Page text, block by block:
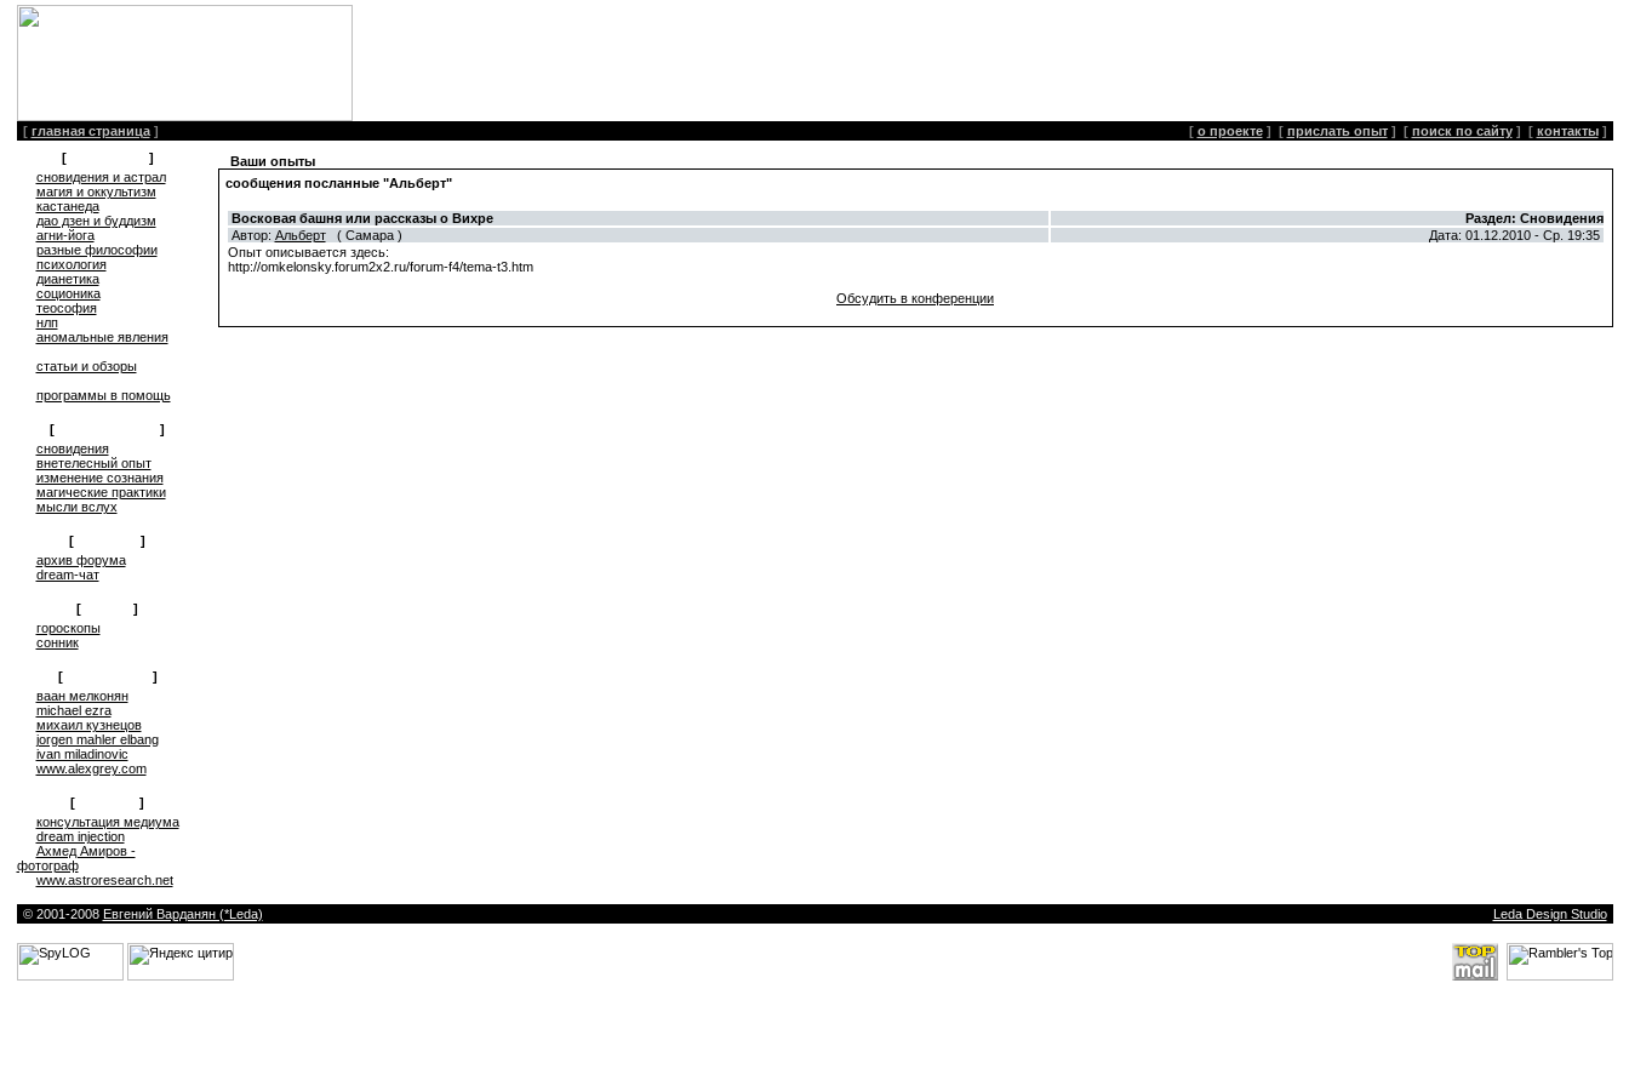
[ главная страница ] [ о проекте ] [ прислать опыт ] [ поиск по сайту ] [ контакты ]
[
]
сновидения и астрал
магия и оккультизм
кастанеда
дао дзен и буддизм
агни-йога
разные философии
психология
дианетика
соционика
теософия
нлп
аномальные явления
статьи и обзоры
программы в помощь
[
]
cновидения
внетелесный опыт
изменение сознания
магические практики
мысли вслух
[
]
архив форума
dream-чат
[
]
гороскопы
сонник
[
]
ваан мелконян
michael ezra
михаил кузнецов
jorgen mahler elbang
ivan miladinovic
www.alexgrey.com
[
]
консультация медиума
dream injection
Ахмед Амиров -
фотограф
www.astroresearch.net
Ваши опыты
сообщения посланные "Альберт"
Восковая башня или рассказы о Вихре
Раздел: Сновидения
Автор: Альберт( Самара )
Дата: 01.12.2010 - Ср. 19:35
Опыт описывается здесь:
http://omkelonsky.forum2x2.ru/forum-f4/tema-t3.htm
Обсудить в конференции
© 2001-2008 Евгений Варданян (*Leda) Leda Design Studio